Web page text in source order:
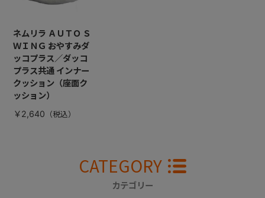
ネムリラ ＡＵＴＯ Ｓ
ＷＩＮＧ おやすみダ
ッコプラス／ダッコ
プラス共通 インナー
クッション（座面ク
ッション）
￥2,640
CATEGORY
カテゴリー